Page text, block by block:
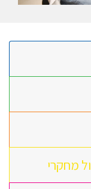
מחקרי